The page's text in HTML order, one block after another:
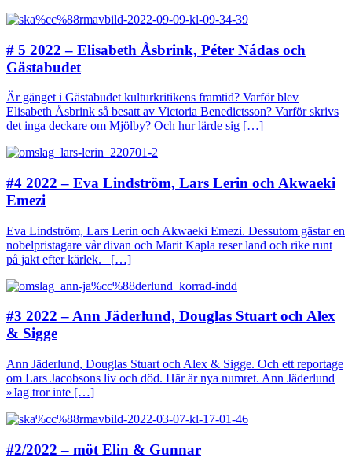
# 5 2022 – Elisabeth Åsbrink, Péter Nádas och
Gästabudet
Är gänget i Gästabudet kulturkritikens framtid? Varför blev
Elisabeth Åsbrink så besatt av Victoria Benedictsson? Varför skrivs
det inga deckare om Mjölby? Och hur lärde sig […]
#4 2022 – Eva Lindström, Lars Lerin och Akwaeki
Emezi
Eva Lindström, Lars Lerin och Akwaeki Emezi. Dessutom gästar en
nobelpristagare vår divan och Marit Kapla reser land och rike runt
på jakt efter kärlek. […]
#3 2022 – Ann Jäderlund, Douglas Stuart och Alex
& Sigge
Ann Jäderlund, Douglas Stuart och Alex & Sigge. Och ett reportage
om Lars Jacobsons liv och död. Här är nya numret. Ann Jäderlund
»Jag tror inte […]
#2/2022 – möt Elin & Gunnar